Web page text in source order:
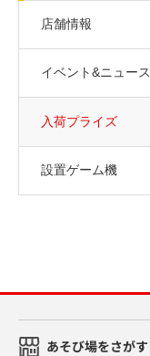
店舗情報
イベント&ニュース
入荷プライズ
設置ゲーム機
あそび場をさがす